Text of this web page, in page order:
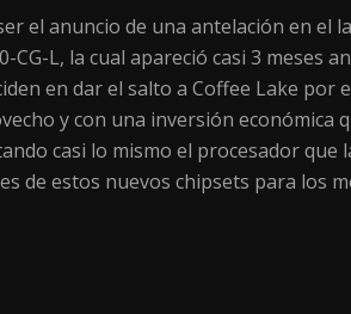
el anuncio de una antelación en el
L, la cual apareció casi 3 meses
en dar el salto a Coffee Lake por
y con una inversión
casi lo mismo el procesador
de estos nuevos chipsets para los